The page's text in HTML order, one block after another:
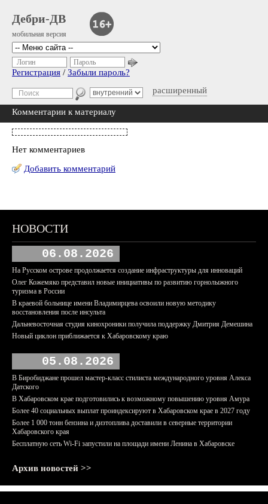
Дебри-ДВ
мобильная версия
расширенный
Логин Пароль
Регистрация / Забыли пароль?
Комментарии к материалу
Нет комментариев
Добавить комментарий
НОВОСТИ
06.08.2026
На Русском острове продолжается создание инфраструктуры для инноваций
Олег Кожемяко представил новые инициативы по развитию горнолыжного
туризма в России
В краевой больнице имени Владимирцева освоили новую методику
восстановления после инсульта
Дальневосточная студия кинохроники получила поддержку Дмитрия Демешина
Новый циклон приближается к Хабаровскому краю
05.08.2026
В Биробиджане прошел мастер-класс стилиста международного уровня Алекса
Датского
В Хабаровском крае подготовились к возможному повышению уровня Амура
Более 40 социальных выплат проиндексируют в Хабаровском крае в 2027 году
Более 1 000 тонн бензина и дизтоплива доставили в северные территории
Хабаровского края
Бесплатную сеть Wi-Fi запустили на площади имени Ленина в Хабаровске
Архив новостей >>